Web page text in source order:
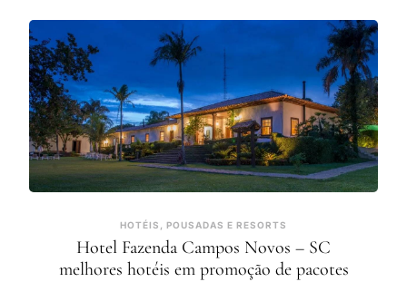
HOTÉIS, POUSADAS E RESORTS
Hotel Fazenda Campos Novos – SC
melhores hotéis em promoção de pacotes